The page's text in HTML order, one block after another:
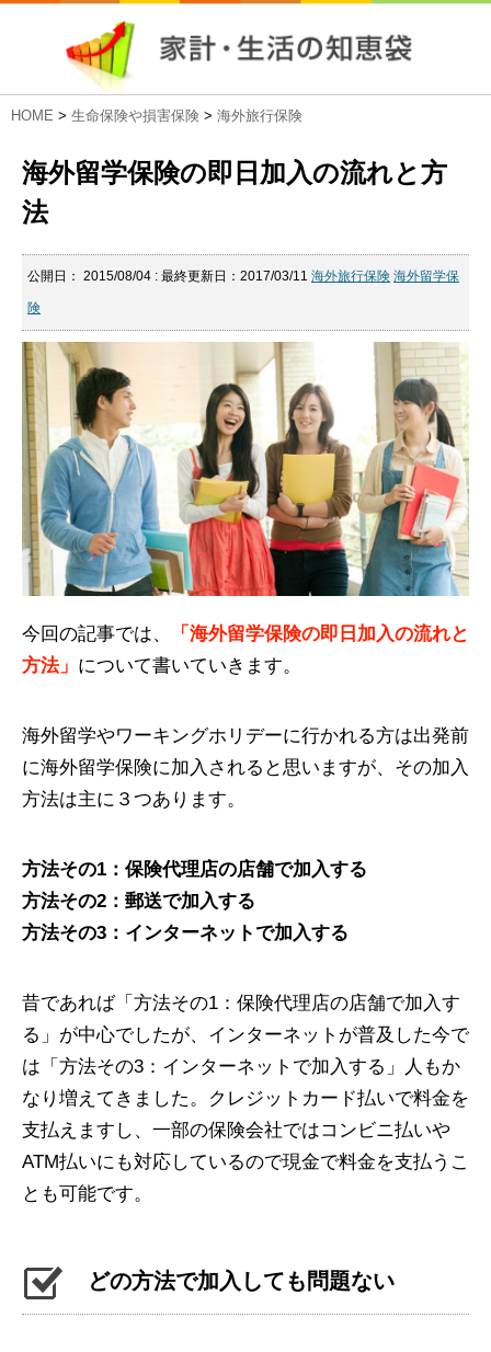
HOME > 生命保険や損害保険 > 海外旅行保険
海外留学保険の即日加入の流れと方
法
公開日： 2015/08/04 : 最終更新日：2017/03/11 海外旅行保険 海外留学保
険
今回の記事では、
「海外留学保険の即日加入の流れと
方法」 について書いていきます。
海外留学やワーキングホリデーに行かれる方は出発前
に海外留学保険に加入されると思いますが、その加入
方法は主に３つあります。
方法その1：保険代理店の店舗で加入する
方法その2：郵送で加入する
方法その3：インターネットで加入する
昔であれば「方法その1：保険代理店の店舗で加入す
る」が中心でしたが、インターネットが普及した今で
は「方法その3：インターネットで加入する」人もか
なり増えてきました。クレジットカード払いで料金を
支払えますし、一部の保険会社ではコンビニ払いや
ATM払いにも対応しているので現金で料金を支払うこ
とも可能です。
どの方法で加入しても問題ない